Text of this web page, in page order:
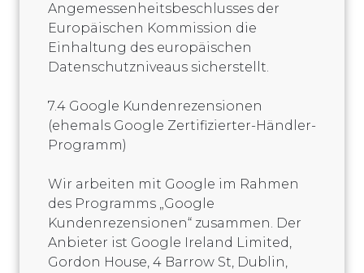
Angemessenheitsbeschlusses der
Europäischen Kommission die
Einhaltung des europäischen
Datenschutzniveaus sicherstellt.
7.4 Google Kundenrezensionen
(ehemals Google Zertifizierter-Händler-
Programm)
Wir arbeiten mit Google im Rahmen
des Programms „Google
Kundenrezensionen“ zusammen. Der
Anbieter ist Google Ireland Limited,
Gordon House, 4 Barrow St, Dublin,